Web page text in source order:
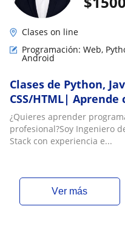
Clases on line
Programación: Web,
Android
Clases de Python,
CSS/HTML|
¿Quieres aprender
profesional?Soy Ingeniero
Stack con experiencia e...
ver más